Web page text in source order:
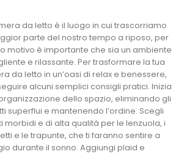
da letto è il luogo in cui trascorriamo
parte del nostro tempo a riposo, per
motivo è importante che sia un ambiente
e rilassante. Per trasformare la tua
da letto in un’oasi di relax e benessere,
alcuni semplici consigli pratici. Inizia
dello spazio, eliminando gli
superflui e mantenendo l’ordine. Scegli
morbidi e di alta qualità per le lenzuola, i
e le trapunte, che ti faranno sentire a
durante il sonno. Aggiungi plaid e